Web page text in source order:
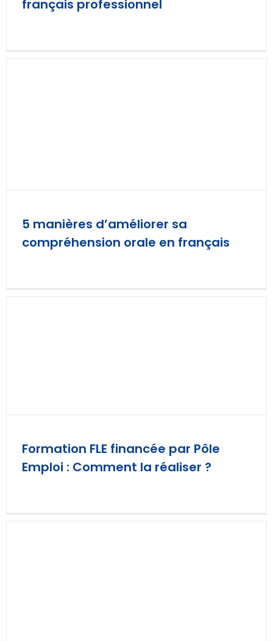
français professionnel
5 manières d’améliorer sa
compréhension orale en français
Formation FLE financée par Pôle
Emploi : Comment la réaliser ?